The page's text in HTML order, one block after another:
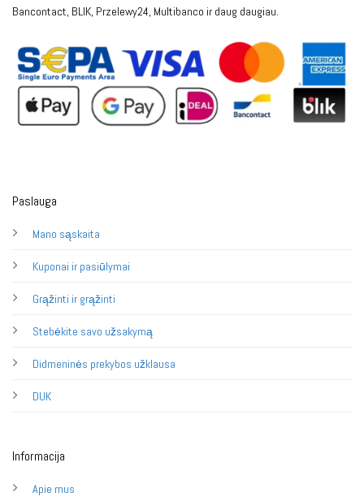
Paslauga
Mano sąskaita
Kuponai ir pasiūlymai
Grąžinti ir grąžinti
Stebėkite savo užsakymą
Didmeninės prekybos užklausa
DUK
Informacija
Apie mus
Bancontact, BLIK, Przelewy24, Multibanco ir daug daugiau.